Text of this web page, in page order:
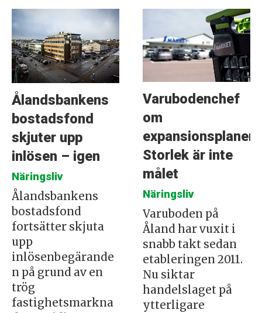
Ålandsbankens
bostadsfond
skjuter upp
inlösen – igen
Näringsliv
Ålandsbankens
bostadsfond
fortsätter skjuta
upp
inlösenbegärande
n på grund av en
trög
fastighetsmarkna
Varubodenchef
om
Storlek är inte
målet
Näringsliv
Varuboden på
Åland har vuxit i
snabb takt sedan
etableringen 2011.
Nu siktar
handelslaget på
ytterligare